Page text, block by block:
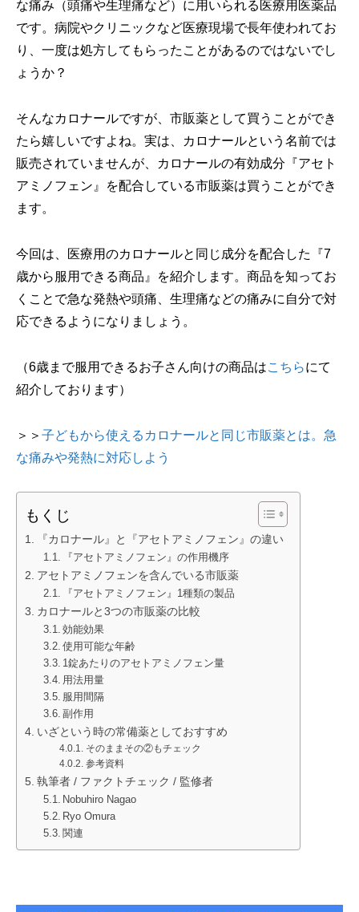
な痛み（頭痛や生理痛など）に用いられる医療用医薬品
です。病院やクリニックなど医療現場で長年使われてお
り、一度は処方してもらったことがあるのではないでし
ょうか？
そんなカロナールですが、市販薬として買うことができ
たら嬉しいですよね。実は、カロナールという名前では
販売されていませんが、カロナールの有効成分『アセト
アミノフェン』を配合している市販薬は買うことができ
ます。
今回は、医療用のカロナールと同じ成分を配合した『7
歳から服用できる商品』を紹介します。商品を知ってお
くことで急な発熱や頭痛、生理痛などの痛みに自分で対
応できるようになりましょう。
（6歳まで服用できるお子さん向けの商品はこちらにて
紹介しております）
＞＞ 子どもから使えるカロナールと同じ市販薬とは。急
な痛みや発熱に対応しよう
もくじ
『カロナール』と『アセトアミノフェン』の違い
『アセトアミノフェン』の作用機序
アセトアミノフェンを含んでいる市販薬
『アセトアミノフェン』1種類の製品
カロナールと3つの市販薬の比較
効能効果
使用可能な年齢
1錠あたりのアセトアミノフェン量
用法用量
服用間隔
副作用
いざという時の常備薬としておすすめ
そのままその②もチェック
参考資料
執筆者 / ファクトチェック / 監修者
Nobuhiro Nagao
Ryo Omura
関連